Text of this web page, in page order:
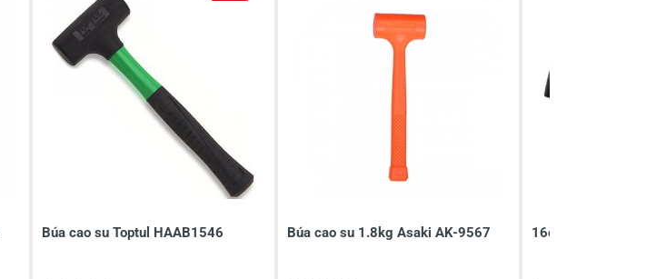
*
Búa cao su Toptul HAAB1546 Búa cao su 1.8kg Asaki AK-9567 16oz Búa cao su